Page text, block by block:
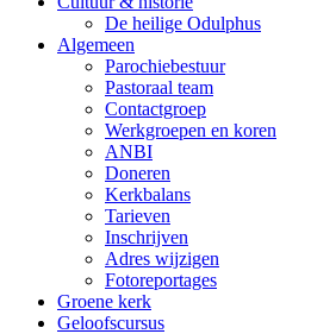
De heilige Odulphus
Algemeen
Parochiebestuur
Pastoraal team
Contactgroep
Werkgroepen en koren
ANBI
Doneren
Kerkbalans
Tarieven
Inschrijven
Adres wijzigen
Fotoreportages
Groene kerk
Geloofscursus